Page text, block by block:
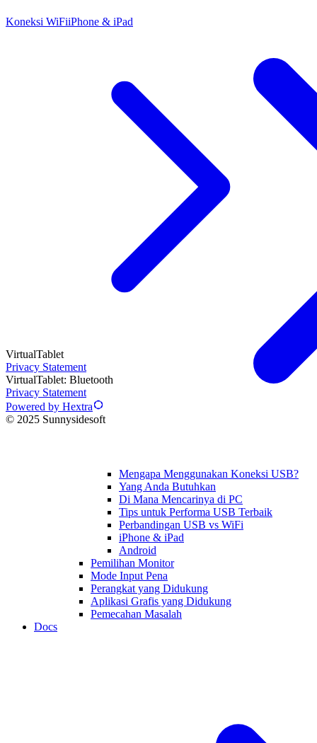
Mengapa Menggunakan Koneksi USB?
Yang Anda Butuhkan
Di Mana Mencarinya di PC
Tips untuk Performa USB Terbaik
Perbandingan USB vs WiFi
iPhone & iPad
Android
Pemilihan Monitor
Mode Input Pena
Perangkat yang Didukung
Aplikasi Grafis yang Didukung
Pemecahan Masalah
Docs
Koneksi WiFiiPhone & iPad
VirtualTablet
Privacy Statement
VirtualTablet: Bluetooth
Privacy Statement
Powered by Hextra
© 2025 Sunnysidesoft